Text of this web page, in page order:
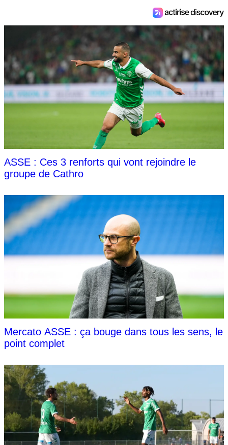
ASSE : Ces 3 renforts qui vont rejoindre le
groupe de Cathro
Mercato ASSE : ça bouge dans tous les sens, le
point complet